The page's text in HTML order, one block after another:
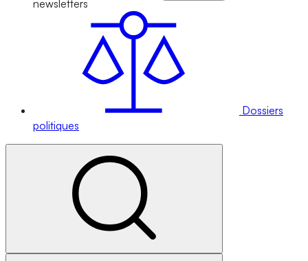
newsletters
Dossiers
politiques